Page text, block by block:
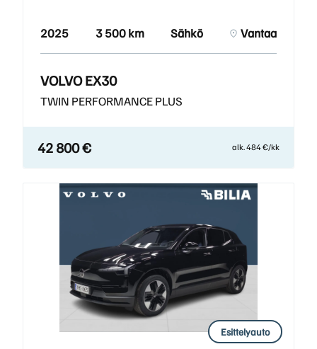
2025 3 500 km Sähkö Vantaa
VOLVO EX30
TWIN PERFORMANCE PLUS
42 800 € alk. 484 €/kk
Esittelyauto